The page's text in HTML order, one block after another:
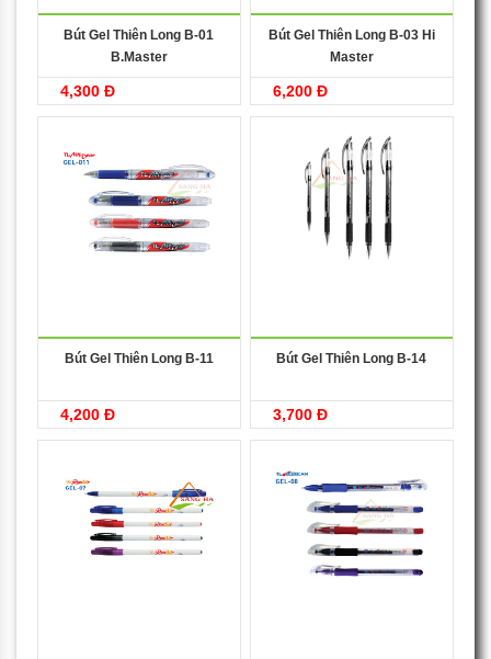
Bút Gel Thiên Long B-01
B.Master
4,300 Đ
Bút Gel Thiên Long B-03 Hi
Master
6,200 Đ
Bút Gel Thiên Long B-11
4,200 Đ
Bút Gel Thiên Long B-14
3,700 Đ